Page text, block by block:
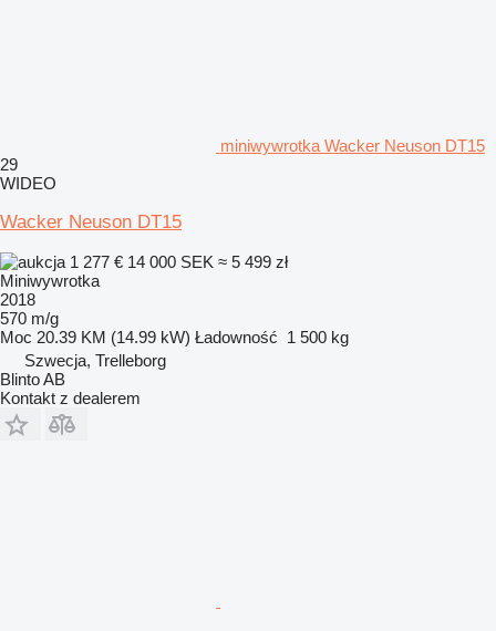
miniwywrotka Wacker Neuson DT15
29
WIDEO
Wacker Neuson DT15
1 277 € 14 000 SEK ≈ 5 499 zł
Miniwywrotka
2018
570 m/g
Moc 20.39 KM (14.99 kW) Ładowność 1 500 kg
Szwecja, Trelleborg
Blinto AB
Kontakt z dealerem